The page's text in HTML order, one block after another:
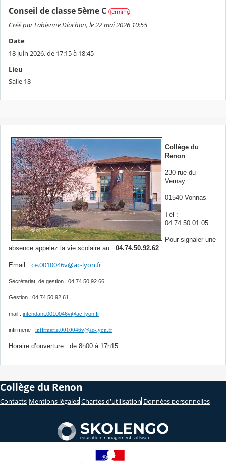
Conseil de classe 5ème C Terminé
Créé par Fabienne Diochon, le 22 mai 2026 10:55
Date
18 juin 2026, de 17:15 à 18:45
Lieu
Salle 18
Collège du
Renon
230 rue du
Vernay
01540 Vonnas
Tél :
04.74.50.01.05
Pour signaler une
absence appelez la vie scolaire au : 04.74.50.92.62
Email : ce.0010046v@ac-lyon.fr
Secrétariat de gestion : 04.74.50.92.66
Gestion : 04.74.50.92.61
mail : intendant.0010046v@ac-lyon.fr
infirmerie : infirmerie.0010046v@ac-lyon.fr
Horaire d’ouverture : de 8h00 à 17h15
Collège du Renon
Contacts Mentions légales Chartes d'utilisation Données personnelles